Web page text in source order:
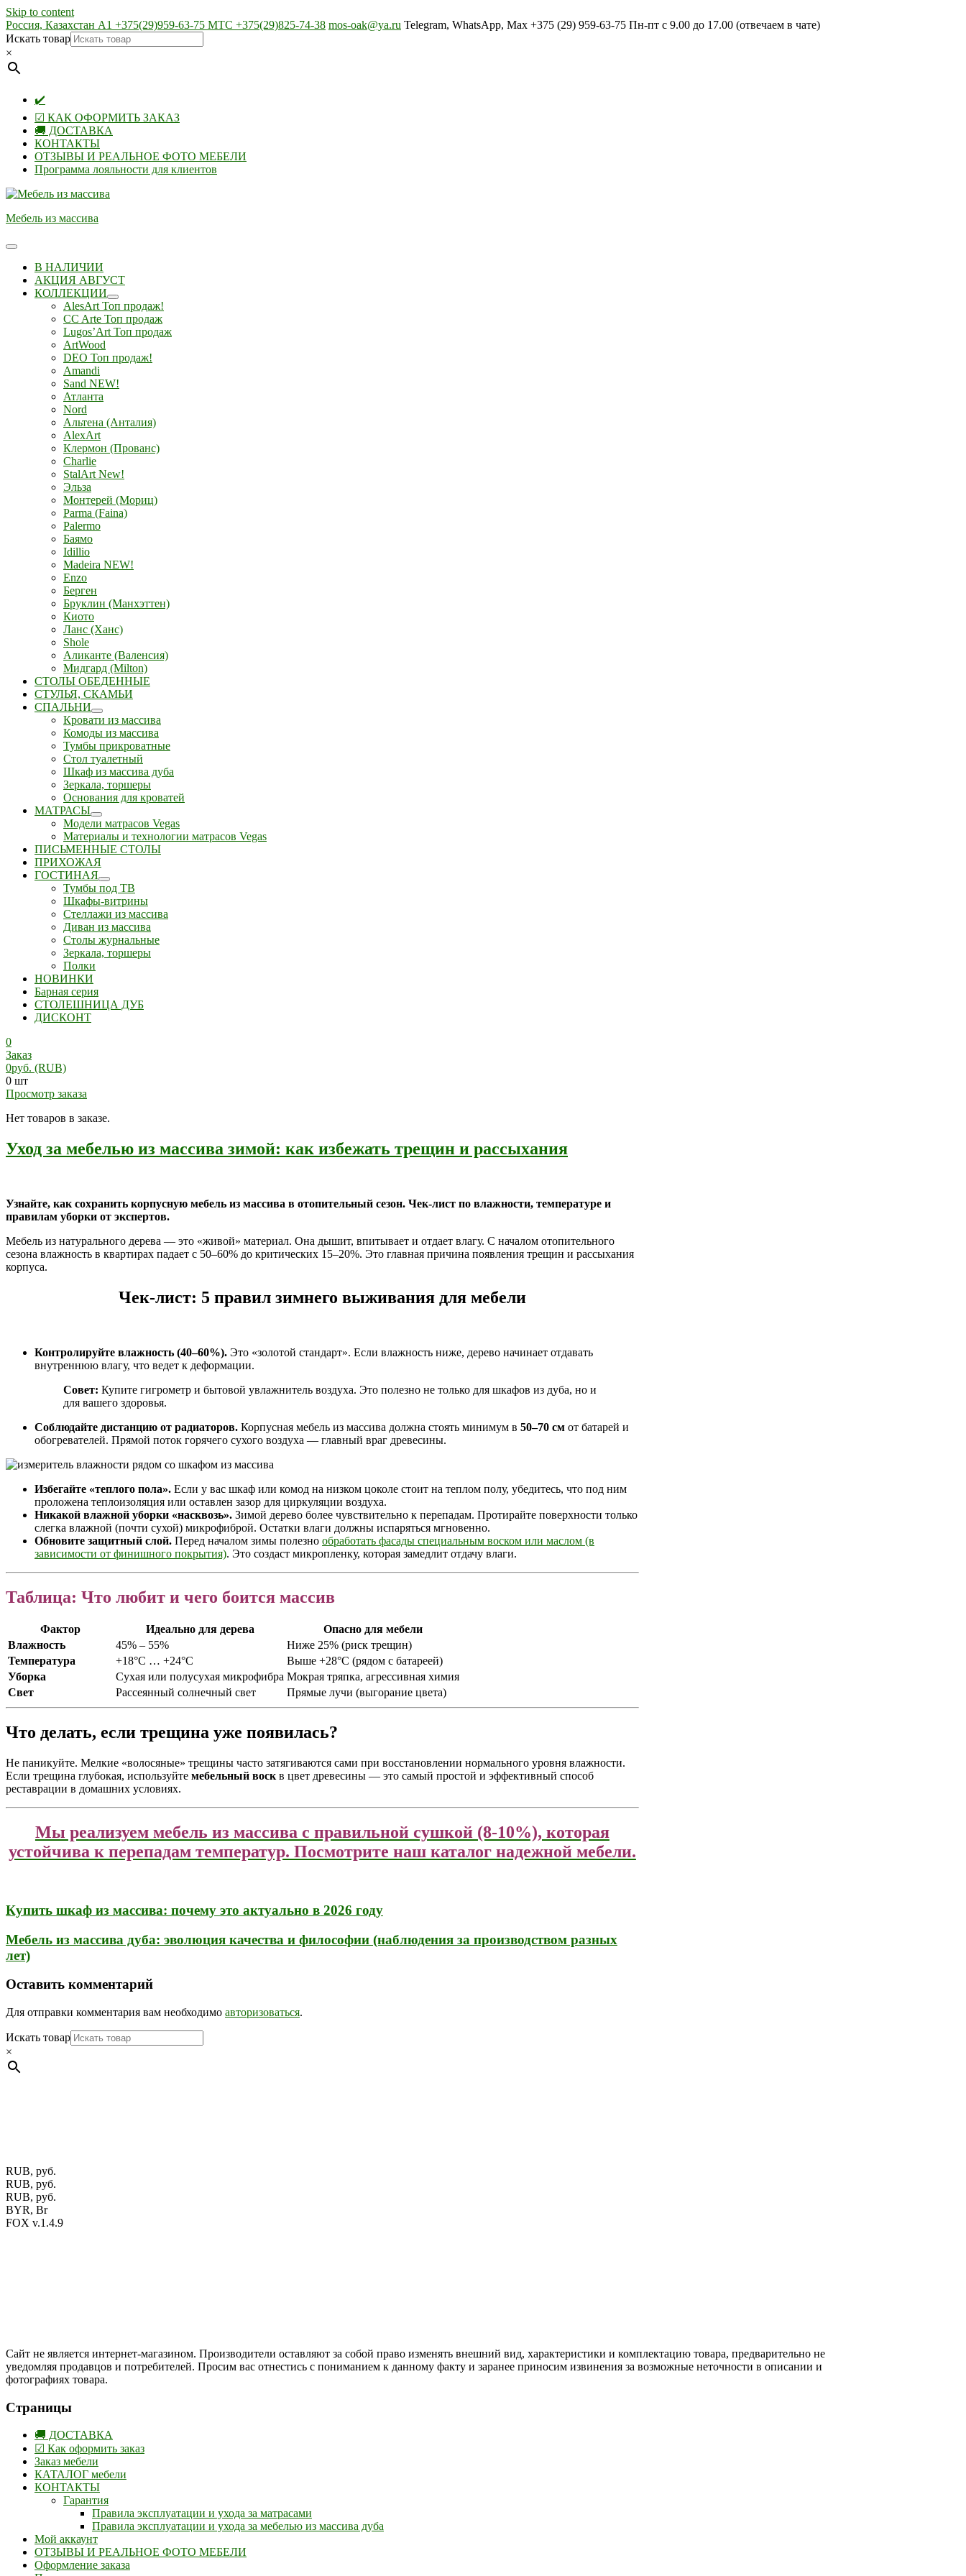
Skip to content
Россия, Казахстан А1 +375(29)959-63-75 МТС +375(29)825-74-38 mos-oak@ya.ru Telegram, WhatsApp, Max +375 (29) 959-63-75 Пн-пт с 9.00 до 17.00 (отвечаем в чате)
Искать товар
×
✔️
☑ КАК ОФОРМИТЬ ЗАКАЗ
🚚 ДОСТАВКА
КОНТАКТЫ
ОТЗЫВЫ И РЕАЛЬНОЕ ФОТО МЕБЕЛИ
Программа лояльности для клиентов
Мебель из массива
В НАЛИЧИИ
АКЦИЯ АВГУСТ
КОЛЛЕКЦИИ
AlesArt Топ продаж!
CC Arte Топ продаж
Lugos’Art Топ продаж
ArtWood
DEO Топ продаж!
Amandi
Sand NEW!
Атланта
Nord
Альтена (Анталия)
AlexArt
Клермон (Прованс)
Charlie
StalArt New!
Эльза
Монтерей (Мориц)
Parma (Faina)
Palermo
Баямо
Idillio
Madeira NEW!
Enzo
Берген
Бруклин (Манхэттен)
Киото
Ланс (Ханс)
Shole
Аликанте (Валенсия)
Мидгард (Milton)
СТОЛЫ ОБЕДЕННЫЕ
СТУЛЬЯ, СКАМЬИ
СПАЛЬНИ
Кровати из массива
Комоды из массива
Тумбы прикроватные
Стол туалетный
Шкаф из массива дуба
Зеркала, торшеры
Основания для кроватей
МАТРАСЫ
Модели матрасов Vegas
Материалы и технологии матрасов Vegas
ПИСЬМЕННЫЕ СТОЛЫ
ПРИХОЖАЯ
ГОСТИНАЯ
Тумбы под ТВ
Шкафы-витрины
Стеллажи из массива
Диван из массива
Столы журнальные
Зеркала, торшеры
Полки
НОВИНКИ
Барная серия
СТОЛЕШНИЦА ДУБ
ДИСКОНТ
0
Заказ
0руб. (RUB)
0 шт
Просмотр заказа
Нет товаров в заказе.
Уход за мебелью из массива зимой: как избежать трещин и рассыхания
Узнайте, как сохранить корпусную мебель из массива в отопительный сезон. Чек-лист по влажности, температуре и
правилам уборки от экспертов.
Мебель из натурального дерева — это «живой» материал. Она дышит, впитывает и отдает влагу. С началом отопительного
сезона влажность в квартирах падает с 50–60% до критических 15–20%. Это главная причина появления трещин и рассыхания
корпуса.
Чек-лист: 5 правил зимнего выживания для мебели
Контролируйте влажность (40–60%). Это «золотой стандарт». Если влажность ниже, дерево начинает отдавать
внутреннюю влагу, что ведет к деформации.
Совет: Купите гигрометр и бытовой увлажнитель воздуха. Это полезно не только для шкафов из дуба, но и
для вашего здоровья.
Соблюдайте дистанцию от радиаторов. Корпусная мебель из массива должна стоять минимум в 50–70 см от батарей и
обогревателей. Прямой поток горячего сухого воздуха — главный враг древесины.
Избегайте «теплого пола». Если у вас шкаф или комод на низком цоколе стоит на теплом полу, убедитесь, что под ним
проложена теплоизоляция или оставлен зазор для циркуляции воздуха.
Никакой влажной уборки «насквозь». Зимой дерево более чувствительно к перепадам. Протирайте поверхности только
слегка влажной (почти сухой) микрофиброй. Остатки влаги должны испаряться мгновенно.
Обновите защитный слой. Перед началом зимы полезно обработать фасады специальным воском или маслом (в
зависимости от финишного покрытия). Это создаст микропленку, которая замедлит отдачу влаги.
Таблица: Что любит и чего боится массив
Фактор Идеально для дерева
Опасно для мебели
Влажность
45% – 55%
Ниже 25% (риск трещин)
Температура
+18°C … +24°C
Выше +28°C (рядом с батареей)
Уборка
Сухая или полусухая микрофибра Мокрая тряпка, агрессивная химия
Свет
Рассеянный солнечный свет Прямые лучи (выгорание цвета)
Что делать, если трещина уже появилась?
Не паникуйте. Мелкие «волосяные» трещины часто затягиваются сами при восстановлении нормального уровня влажности.
Если трещина глубокая, используйте мебельный воск в цвет древесины — это самый простой и эффективный способ
реставрации в домашних условиях.
Мы реализуем мебель из массива с правильной сушкой (8-10%), которая
устойчива к перепадам температур. Посмотрите наш каталог надежной мебели.
Купить шкаф из массива: почему это актуально в 2026 году
Мебель из массива дуба: эволюция качества и философии (наблюдения за производством разных
лет)
Оставить комментарий
Для отправки комментария вам необходимо авторизоваться.
Искать товар
×
RUB, руб.
RUB, руб.
RUB, руб.
BYR, Br
FOX v.1.4.9
Сайт не является интернет-магазином. Производители оставляют за собой право изменять внешний вид, характеристики и комплектацию товара, предварительно не
уведомляя продавцов и потребителей. Просим вас отнестись с пониманием к данному факту и заранее приносим извинения за возможные неточности в описании и
фотографиях товара.
Страницы
🚚 ДОСТАВКА
☑ Как оформить заказ
Заказ мебели
КАТАЛОГ мебели
КОНТАКТЫ
Гарантия
Правила эксплуатации и ухода за матрасами
Правила эксплуатации и ухода за мебелью из массива дуба
Мой аккаунт
ОТЗЫВЫ И РЕАЛЬНОЕ ФОТО МЕБЕЛИ
Оформление заказа